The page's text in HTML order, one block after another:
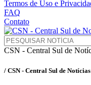
Termos de Uso e
FAQ
Contato
CSN - Central Sul de
/ CSN - Central Sul de Notícias